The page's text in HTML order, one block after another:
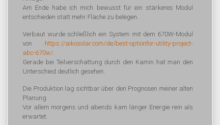
Am Ende habe ich mich bewusst für ein stärkeres Modul
entschieden statt mehr Fläche zu belegen.
Verbaut wurde schließlich ein System mit dem 670W-Modul
von https://aikosolar.com/de/best-optionfor-utility-project-
abc-670w/.
Gerade bei Teilverschattung durch den Kamin hat man den
Unterschied deutlich gesehen.
Die Produktion lag sichtbar über den Prognosen meiner alten
Planung.
Vor allem morgens und abends kam länger Energie rein als
erwartet.